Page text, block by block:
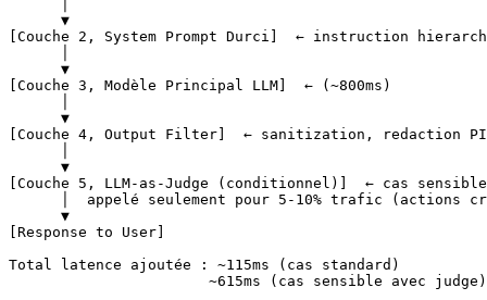
      ▼
[Couche 2, System Prompt Durci]  ← instruction
      ▼
[Couche 3, Modèle Principal LLM]  ← (~800ms)
      ▼
[Couche 4, Output Filter]  ← sanitization, redaction
      ▼
[Couche 5, LLM-as-Judge (conditionnel)]  ← cas
│  appelé seulement pour 5-10% trafic (actions
      ▼
[Response to User]
Total latence ajoutée : ~115ms (cas standard)